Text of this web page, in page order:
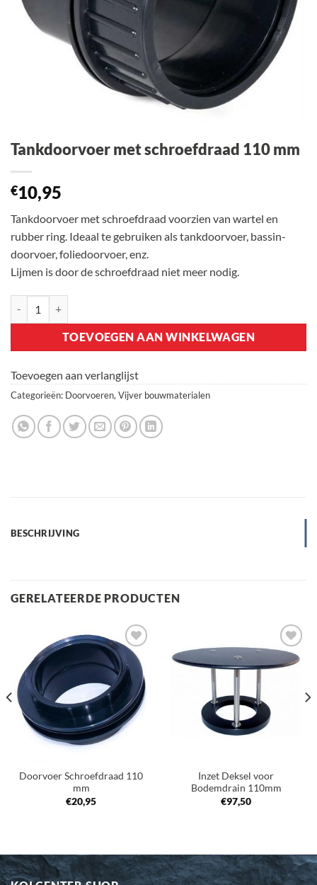
Tankdoorvoer met schroefdraad 110 mm
€10,95
Tankdoorvoer met schroefdraad voorzien van wartel en
rubber ring. Ideaal te gebruiken als tankdoorvoer, bassin-
doorvoer, foliedoorvoer, enz.
Lijmen is door de schroefdraad niet meer nodig.
TOEVOEGEN AAN WINKELWAGEN
Toevoegen aan verlanglijst
Categorieën: Doorvoeren, Vijver bouwmaterialen
BESCHRIJVING
GERELATEERDE PRODUCTEN
Toevoegen
aan
verlanglijst
Doorvoer Schroefdraad 110
mm
€20,95
Toevoegen
aan
Inzet Deksel voor
Bodemdrain 110mm
€97,50